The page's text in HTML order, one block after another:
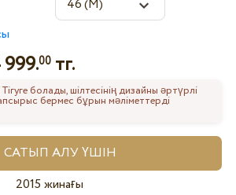
00тг.
болады, шілтесінің дизайны әртүрлі
бермес бұрын мәліметтерді
2015 жинағы